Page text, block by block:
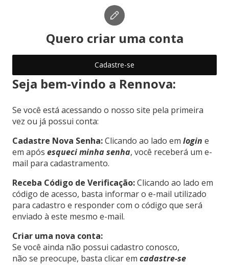
Seja bem-vindo a Rennova:
Se você está acessando o nosso site pela primeira
vez ou já possui conta:
Cadastre Nova Senha:Clicando ao lado em login e
em após esqueci minha senha, você receberá um e-
mail para cadastramento.
Receba Código de Verificação:Clicando ao lado em
código de acesso, basta informar o e-mail utilizado
para cadastro e responder com o código que será
enviado à este mesmo e-mail.
Criar uma nova conta:
Se você ainda não possui cadastro conosco,
não se preocupe, basta clicar em cadastre-se
Quero criar uma conta
Cadastre-se